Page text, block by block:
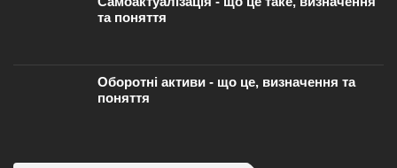
та поняття
Оборотні активи - що це, визначення та
поняття